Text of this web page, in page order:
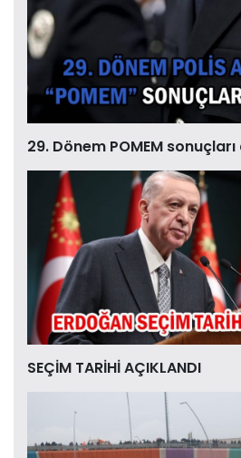
29. Dönem POMEM sonuçları
SEÇİM TARİHİ AÇIKLANDI